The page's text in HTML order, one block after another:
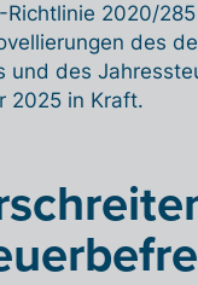
2020/
des
und des
2025 in Kraft.